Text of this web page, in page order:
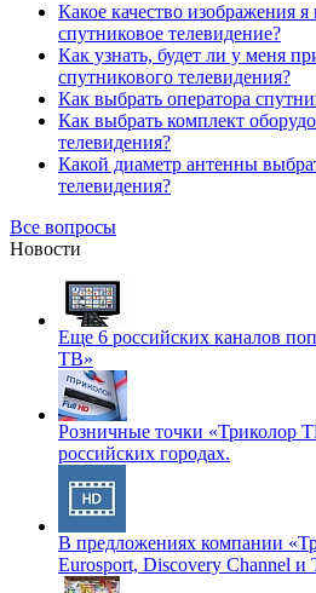
Какое качество изображения я
спутниковое телевидение?
Как узнать, будет ли у меня
спутникового телевидения?
Как выбрать оператора
Как выбрать комплект
телевидения?
Какой диаметр антенны
телевидения?
Все вопросы
Новости
Еще 6 российских каналов
ТВ»
Розничные точки «Триколор
российских городах.
В предложениях компании
Eurosport, Discovery Channel